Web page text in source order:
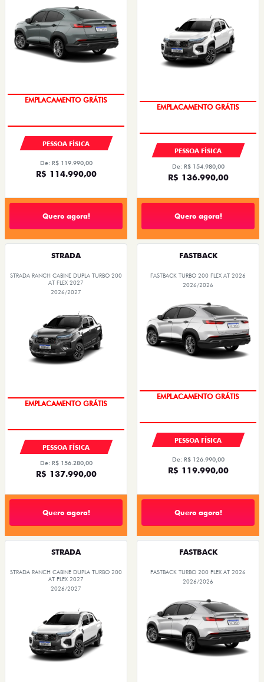
OPORTUNIDADE
PESSOA FÍSICA
De: R$ 119.990,00
R$ 114.990,00
Quero agora!
OPORTUNIDADE
PESSOA FÍSICA
De: R$ 154.980,00
R$ 136.990,00
Quero agora!
STRADA
STRADA RANCH CABINE DUPLA TURBO 200
AT FLEX 2027
2026/2027
OPORTUNIDADE
PESSOA FÍSICA
De: R$ 156.280,00
R$ 137.990,00
Quero agora!
FASTBACK
FASTBACK TURBO 200 FLEX AT 2026
2026/2026
OPORTUNIDADE
PESSOA FÍSICA
De: R$ 126.990,00
R$ 119.990,00
Quero agora!
STRADA
STRADA RANCH CABINE DUPLA TURBO 200
AT FLEX 2027
2026/2027
FASTBACK
FASTBACK TURBO 200 FLEX AT 2026
2026/2026